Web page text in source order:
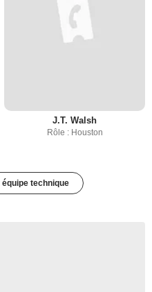
J.T. Walsh
Rôle : Houston
technique